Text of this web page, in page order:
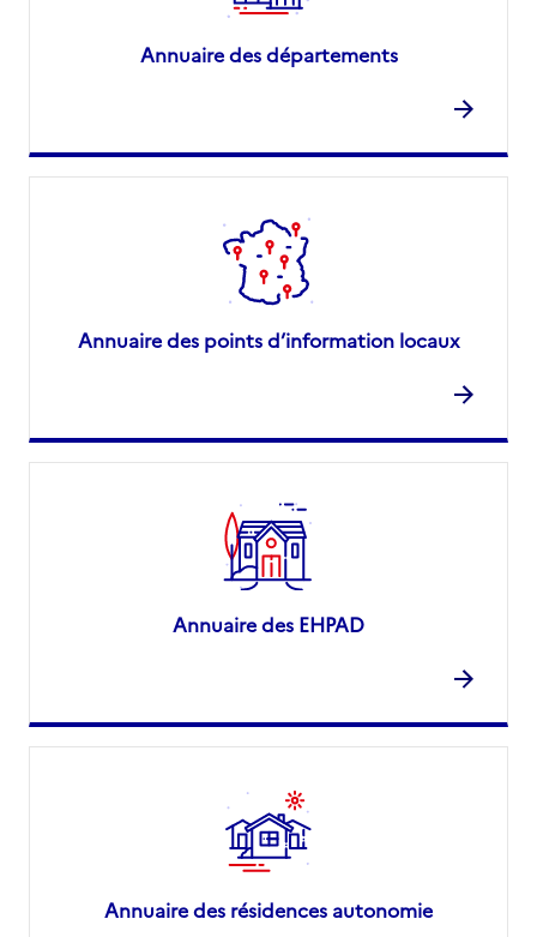
Annuaire des départements
Annuaire des points d’information locaux
Annuaire des EHPAD
Annuaire des résidences autonomie